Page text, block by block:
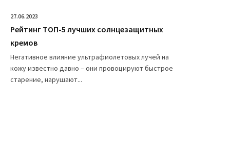
27.06.2023
Рейтинг ТОП-5 лучших солнцезащитных
кремов
Негативное влияние ультрафиолетовых лучей на
кожу известно давно – они провоцируют быстрое
старение, нарушают...